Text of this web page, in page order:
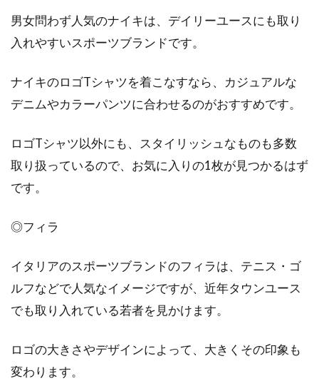
男女問わず人気のナイキは、デイリーユースにも取り
入れやすいスポーツブランドです。
ナイキのロゴTシャツを着こなすなら、カジュアルな
デニムやカラーパンツに合わせるのがおすすめです。
ロゴTシャツ以外にも、スタイリッシュなものも多数
取り扱っているので、お気に入りの1枚が見つかるはず
です。
◎フィラ
イタリアのスポーツブランドのフィラは、テニス・ゴ
ルフなどで人気なイメージですが、近年タウンユース
でも取り入れている若者を見かけます。
ロゴの大きさやデザインによって、大きくその印象も
変わります。